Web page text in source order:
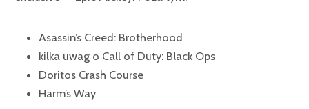
Asassin’s Creed: Brotherhood
kilka uwag o Call of Duty: Black Ops
Doritos Crash Course
Harm’s Way